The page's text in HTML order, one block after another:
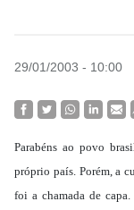
29/01/2003 - 10:00
Parabéns ao povo
próprio país. Porém, a
foi a chamada de